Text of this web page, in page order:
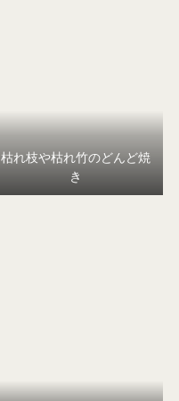
枯れ枝や枯れ竹のどんど焼
き